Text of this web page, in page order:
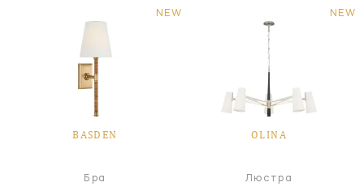
NEW
BASDEN
Бра
NEW
OLINA
Люстра